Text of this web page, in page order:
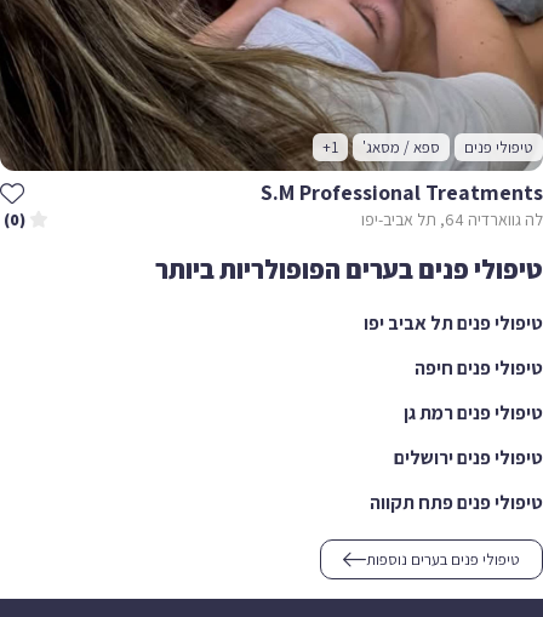
טיפולי פנים ספא / מסאג' +1
S.m Professional Treatments
לה גווארדיה 64, תל אביב-יפו (0)
טיפולי פנים בערים הפופולריות ביותר
טיפולי פנים תל אביב יפו
טיפולי פנים חיפה
טיפולי פנים רמת גן
טיפולי פנים ירושלים
טיפולי פנים פתח תקווה
טיפולי פנים בערים נוספות